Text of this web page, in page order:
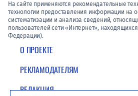
О ПРОЕКТЕ
РЕКЛАМОДАТЕЛЯМ
РЕДАКЦИЯ
На сайте применяются рекомендательные
технологии предоставления информации на
систематизации и анализа сведений,
пользователей сети «Интернет»,
Федерации).